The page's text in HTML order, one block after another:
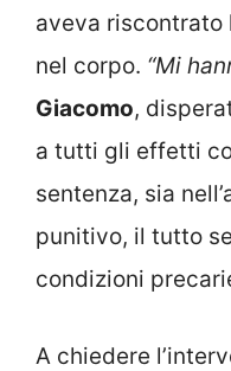
aveva riscontrato
nel corpo. “Mi
Giacomo,
a tutti gli effetti
sentenza, sia
punitivo, il tutto
condizioni
A chiedere